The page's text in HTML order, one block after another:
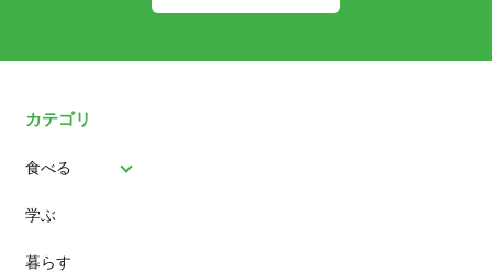
カテゴリ
食べる
パン
スイーツ
学ぶ
暮らす